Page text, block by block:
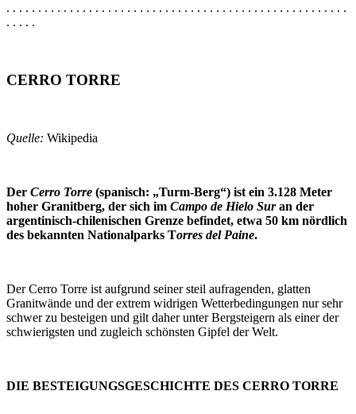
. . . . . . . . . . . . . . . . . . . . . . . . . . . . . . . . . . . . . . . . . . . . . . . . . . . . . .
. . . . .
CERRO TORRE
Quelle: Wikipedia
Der Cerro Torre (spanisch: „Turm-Berg“) ist ein 3.128 Meter
hoher Granitberg, der sich im Campo de Hielo Suran der
argentinisch-chilenischen Grenze befindet, etwa 50 km nördlich
des bekannten Nationalparks Torres del Paine.
Der Cerro Torre ist aufgrund seiner steil aufragenden, glatten
Granitwände und der extrem widrigen Wetterbedingungen nur sehr
schwer zu besteigen und gilt daher unter Bergsteigern als einer der
schwierigsten und zugleich schönsten Gipfel der Welt.
DIE BESTEIGUNGSGESCHICHTE DES CERRO TORRE